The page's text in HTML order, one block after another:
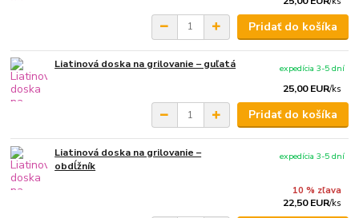
Pridať do košíka
Liatinová doska na grilovanie – guľatá
25,00 EUR/ks
expedícia 3-5 dní
Pridať do košíka
Liatinová doska na grilovanie –
obdĺžník
10 % zľava
22,50 EUR/ks
expedícia 3-5 dní